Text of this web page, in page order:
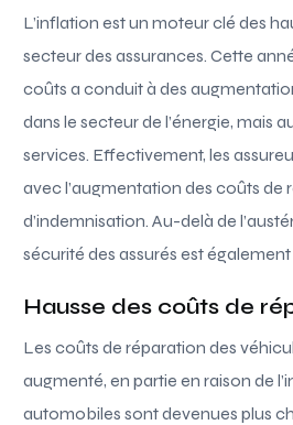
L’inflation est un moteur clé des
secteur des assurances. Cette
coûts a conduit à des
dans le secteur de l’énergie, mais
services. Effectivement, les
avec l’augmentation des coûts de
d’indemnisation. Au-delà de
sécurité des assurés est également
Hausse des coûts de
Les coûts de réparation des
augmenté, en partie en raison de
automobiles sont devenues plus